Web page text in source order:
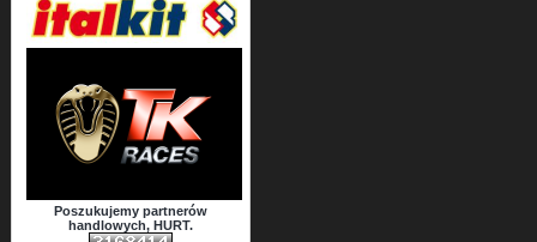
Poszukujemy partnerów
handlowych, HURT.